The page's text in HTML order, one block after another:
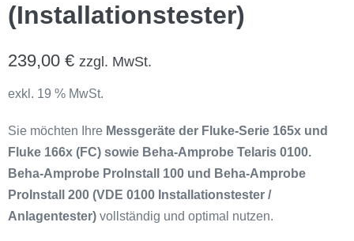
(Installationstester)
239,00 € zzgl. MwSt.
exkl. 19 % MwSt.
Sie möchten Ihre Messgeräte der Fluke-Serie 165x und
Fluke 166x (FC) sowie Beha-Amprobe Telaris 0100.
Beha-Amprobe ProInstall 100 und Beha-Amprobe
ProInstall 200 (VDE 0100 Installationstester /
Anlagentester) vollständig und optimal nutzen.